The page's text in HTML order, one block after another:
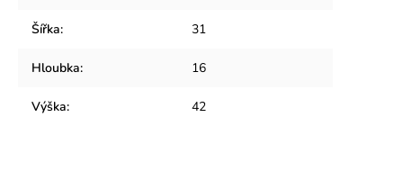
Šířka: 31
Hloubka: 16
Výška: 42